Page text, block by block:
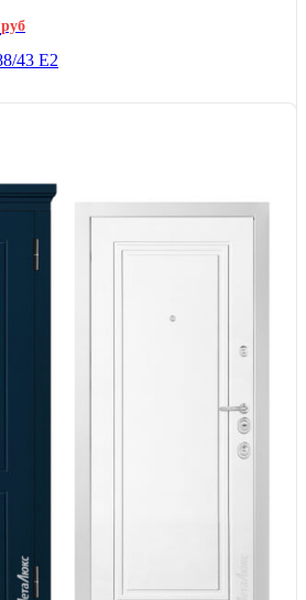
руб
43 E2